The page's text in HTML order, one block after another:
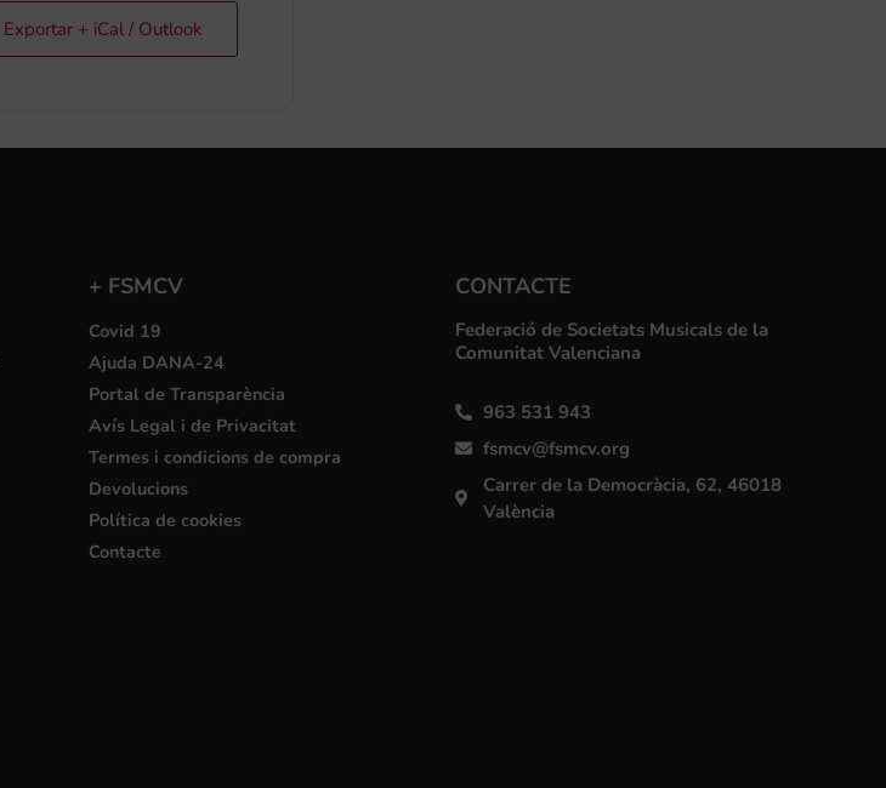
Exportar + iCal / Outlook
+ FSMCV
Covid 19
Ajuda DANA-24
Portal de Transparència
Avís Legal i de Privacitat
Termes i condicions de compra
Devolucions
Política de cookies
Contacte
CONTACTE
Federació de Societats Musicals de la
Comunitat Valenciana
963 531 943
fsmcv@fsmcv.org
Carrer de la Democràcia, 62, 46018
València